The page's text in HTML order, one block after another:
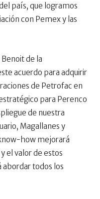
país, que logramos
con Pemex y las
de la
acuerdo para adquirir
de Petrofac en
para Perenco
de nuestra
Magallanes y
how mejorará
el valor de estos
todos los